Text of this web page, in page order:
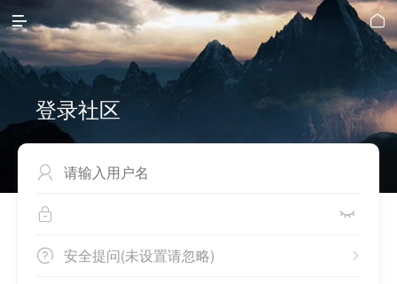
 
登录社区

 
 
安全提问(未设置请忽略)